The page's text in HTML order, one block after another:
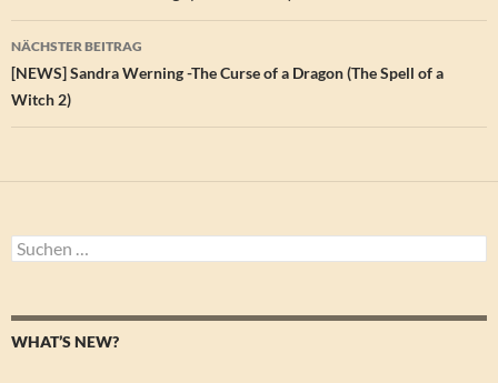
NÄCHSTER BEITRAG
[NEWS] Sandra Werning -The Curse of a Dragon (The Spell of a
Witch 2)
Suchen
nach:
WHAT’S NEW?